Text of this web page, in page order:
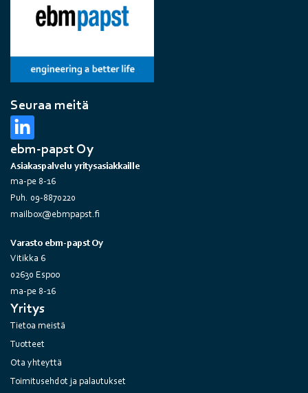
Seuraa meitä
ebm-papst Oy
Asiakaspalvelu yritysasiakkaille
ma-pe 8-16
Puh. 09-8870220
mailbox@ebmpapst.fi
Varasto ebm-papst Oy
Vitikka 6
02630 Espoo
ma-pe 8-16
Yritys
Tietoa meistä
Tuotteet
Ota yhteyttä
Toimitusehdot ja palautukset